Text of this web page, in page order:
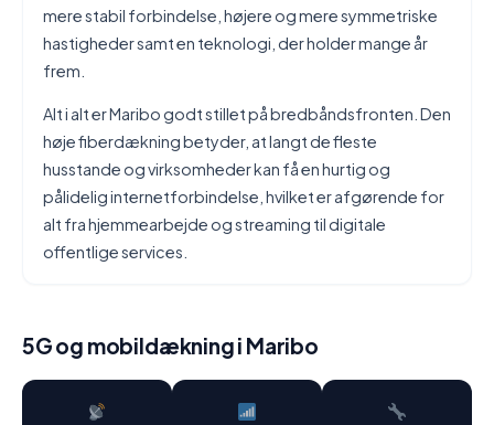
mere stabil forbindelse, højere og mere symmetriske
hastigheder samt en teknologi, der holder mange år
frem.
Alt i alt er Maribo godt stillet på bredbåndsfronten. Den
høje fiberdækning betyder, at langt de fleste
husstande og virksomheder kan få en hurtig og
pålidelig internetforbindelse, hvilket er afgørende for
alt fra hjemmearbejde og streaming til digitale
offentlige services.
5G og mobildækning i Maribo